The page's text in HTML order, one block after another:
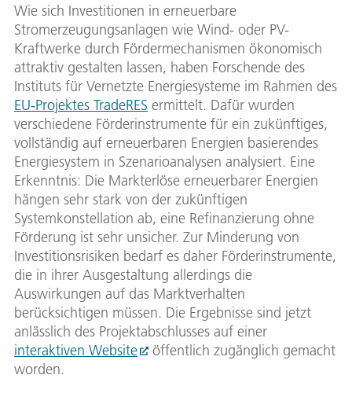
Wie sich Investitionen in erneuerbare
Stromerzeugungsanlagen wie Wind- oder PV-
Kraftwerke durch Fördermechanismen ökonomisch
attraktiv gestalten lassen, haben Forschende des
Instituts für Vernetzte Energiesysteme im Rahmen des
EU-Projektes TradeRES ermittelt. Dafür wurden
verschiedene Förderinstrumente für ein zukünftiges,
vollständig auf erneuerbaren Energien basierendes
Energiesystem in Szenarioanalysen analysiert. Eine
Erkenntnis: Die Markterlöse erneuerbarer Energien
hängen sehr stark von der zukünftigen
Systemkonstellation ab, eine Refinanzierung ohne
Förderung ist sehr unsicher. Zur Minderung von
Investitionsrisiken bedarf es daher Förderinstrumente,
die in ihrer Ausgestaltung allerdings die
Auswirkungen auf das Marktverhalten
berücksichtigen müssen. Die Ergebnisse sind jetzt
anlässlich des Projektabschlusses auf einer
interaktiven Website
öffentlich zugänglich gemacht
worden.